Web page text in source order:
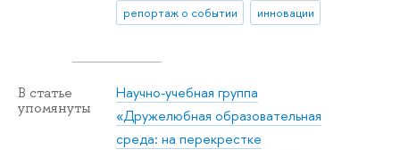
репортаж о событии
инновации
В статье
упомянуты
Научно-учебная группа
«Дружелюбная образовательная
среда: на перекрестке